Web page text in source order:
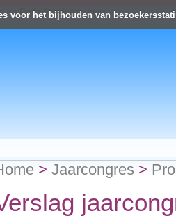
voor het bijhouden van
> Jaarcongres >